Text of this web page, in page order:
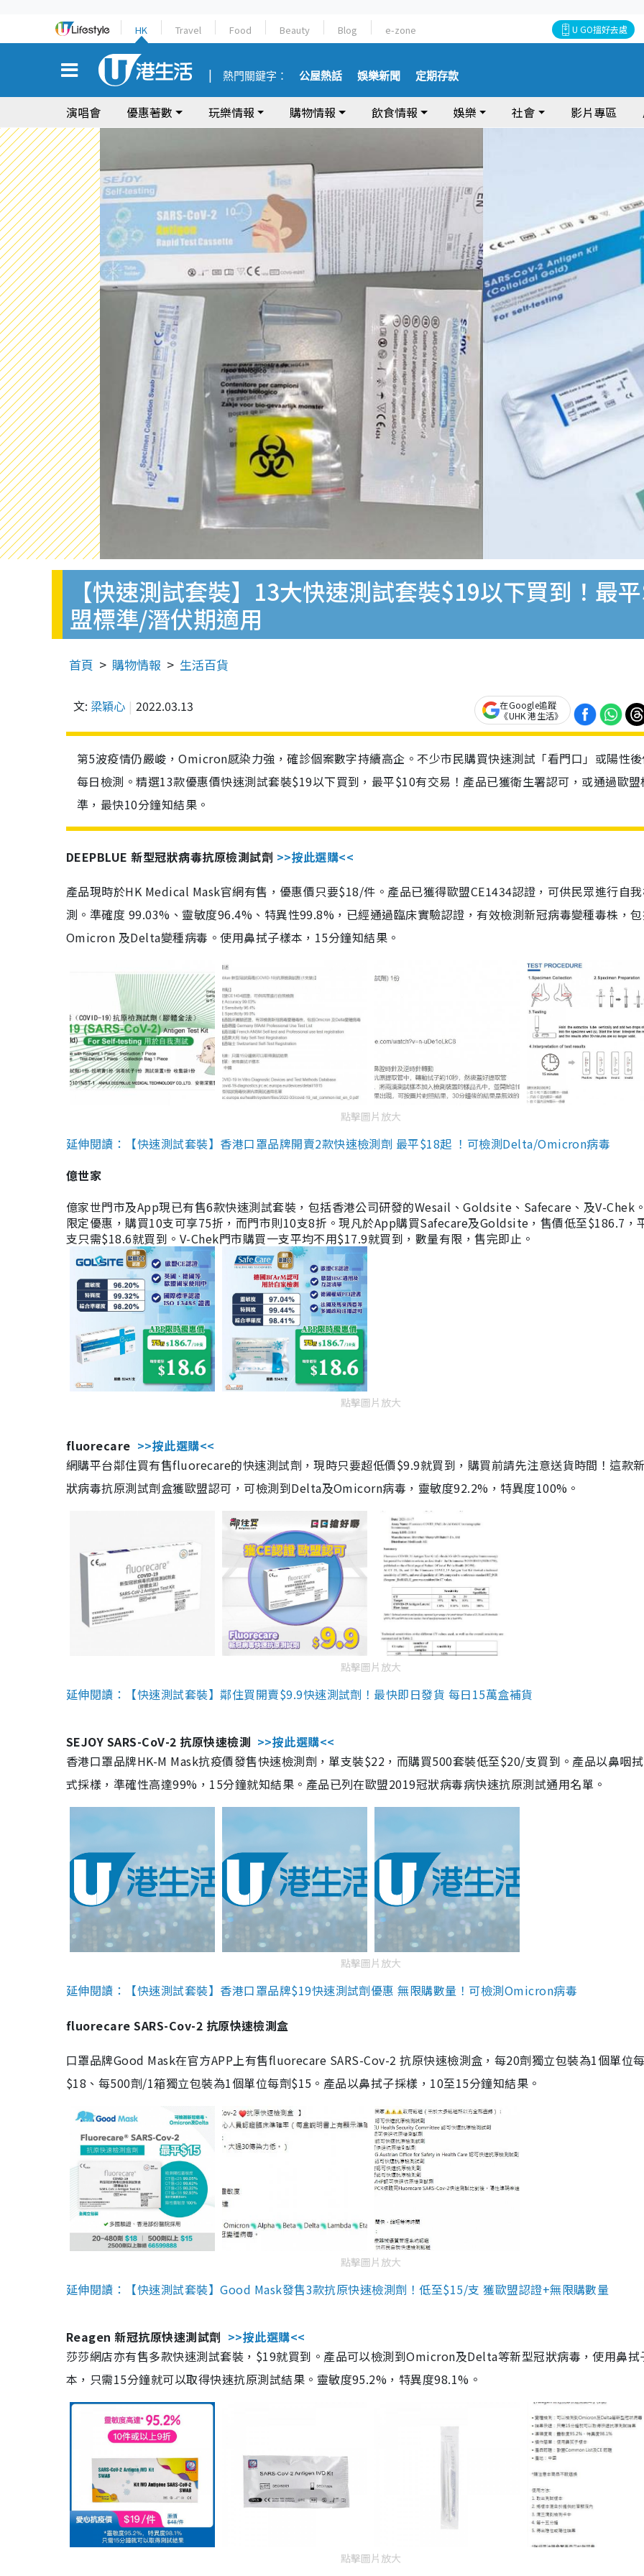
HK Travel Food Beauty Blog e-zone U GO搵好去處
熱門關鍵字： 公屋熱話 娛樂新聞 定期存款
演唱會 優惠著數 玩樂情報 購物情報 飲食情報 娛樂 社會 影片專區
【快速測試套裝】13大快速測試套裝$19以下買到！最
盟標準/潛伏期適用
首頁 購物情報 生活百貨
文: 梁穎心 2022.03.13
在Google追蹤
《UHK 港生活》
第5波疫情仍嚴峻，Omicron感染力強，確診個案數字持續高企。不少市民購買快速測試「看門口」或陽性
每日檢測。精選13款優惠價快速測試套裝$19以下買到，最平$10有交易！產品已獲衛生署認可，或通過歐盟
準，最快10分鐘知結果。
DEEPBLUE 新型冠狀病毒抗原檢測試劑 >>按此選購<<
產品現時於HK Medical Mask官網有售，優惠價只要$18/件。產品已獲得歐盟CE1434認證，可供民眾進行自
測。準確度 99.03%、靈敏度96.4%、特異性99.8%，已經通過臨床實驗認證，有效檢測新冠病毒變種毒株，
Omicron 及Delta變種病毒。使用鼻拭子樣本，15分鐘知結果。
點擊圖片放大
延伸閱讀：【快速測試套裝】香港口罩品牌開賣2款快速檢測劑 最平$18起 ！可檢測Delta/Omicron病毒
億世家
億家世門市及App現已有售6款快速測試套裝，包括香港公司研發的Wesail、Goldsite、Safecare、及V-Chek
限定優惠，購買10支可享75折，而門市則10支8折。現凡於App購買Safecare及Goldsite，售價低至$186.7，
支只需$18.6就買到。V-Chek門市購買一支平均不用$17.9就買到，數量有限，售完即止。
點擊圖片放大
fluorecare >>按此選購<<
網購平台鄰住買有售fluorecare的快速測試劑，現時只要超低價$9.9就買到，購買前請先注意送貨時間！這款
狀病毒抗原測試劑盒獲歐盟認可，可檢測到Delta及Omicorn病毒，靈敏度92.2%，特異度100%。
點擊圖片放大
延伸閱讀：【快速測試套裝】鄰住買開賣$9.9快速測試劑！最快即日發貨 每日15萬盒補貨
SEJOY SARS-CoV-2 抗原快速檢測 >>按此選購<<
香港口罩品牌HK-M Mask抗疫價發售快速檢測劑，單支裝$22，而購買500套裝低至$20/支買到。產品以鼻咽
式採樣，準確性高達99%，15分鐘就知結果。產品已列在歐盟2019冠狀病毒病快速抗原測試通用名單。
點擊圖片放大
延伸閱讀：【快速測試套裝】香港口罩品牌$19快速測試劑優惠 無限購數量！可檢測Omicron病毒
fluorecare SARS-Cov-2 抗原快速檢測盒
口罩品牌Good Mask在官方APP上有售fluorecare SARS-Cov-2 抗原快速檢測盒，每20劑獨立包裝為1個單位
$18、每500劑/1箱獨立包裝為1個單位每劑$15。產品以鼻拭子採樣，10至15分鐘知結果。
點擊圖片放大
延伸閱讀：【快速測試套裝】Good Mask發售3款抗原快速檢測劑！低至$15/支 獲歐盟認證+無限購數量
Reagen 新冠抗原快速測試劑 >>按此選購<<
莎莎網店亦有售多款快速測試套裝，$19就買到。產品可以檢測到Omicron及Delta等新型冠狀病毒，使用鼻拭
本，只需15分鐘就可以取得快速抗原測試結果。靈敏度95.2%，特異度98.1%。
點擊圖片放大